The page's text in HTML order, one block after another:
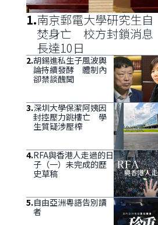
1.南京郵電大學研究生自
焚身亡 校方封鎖消息
長達10日
2.胡錫進私生子風波輿
論持續發酵 體制內
卻禁談醜聞
3.深圳大學保潔阿姨因
封控壓力跳樓亡 學
生質疑涉壓榨
4.RFA與香港人走過的日
子（一）未完成的歷
史草稿
5.自由亞洲粵語告別讀
者